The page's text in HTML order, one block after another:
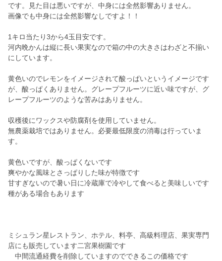
です。見た目は悪いですが、中身には全然影響ありません。
画像でも中身には全然影響なしですよ！！
1キロ当たり3から4玉目安です。
河内晩かんは縦に長い果実なので箱の中の大きさはわざと不揃い
にしています。
黄色いのでレモンをイメージされて酸っぱいというイメージです
が、酸っぱくありません。グレープフルーツに近い味ですが、グ
レープフルーツのような苦みはありません。
収穫後にワックスや防腐剤を使用していません。
無農薬栽培ではありません。必要最低限度の消毒は行っていま
す。
黄色いですが、酸っぱくないです
爽やかな風味とさっぱりした味が特徴です
甘すぎないので暑い日に冷蔵庫で冷やして食べると美味しいです
種がある場合もあります
ミシュラン星レストラン、ホテル、料亭、高級料理店、果実専門
店にも販売しています二宮果樹園です
中間流通経費を削除していますのでできるこの価格です